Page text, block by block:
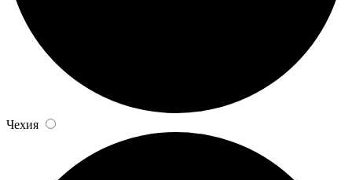
Чехия